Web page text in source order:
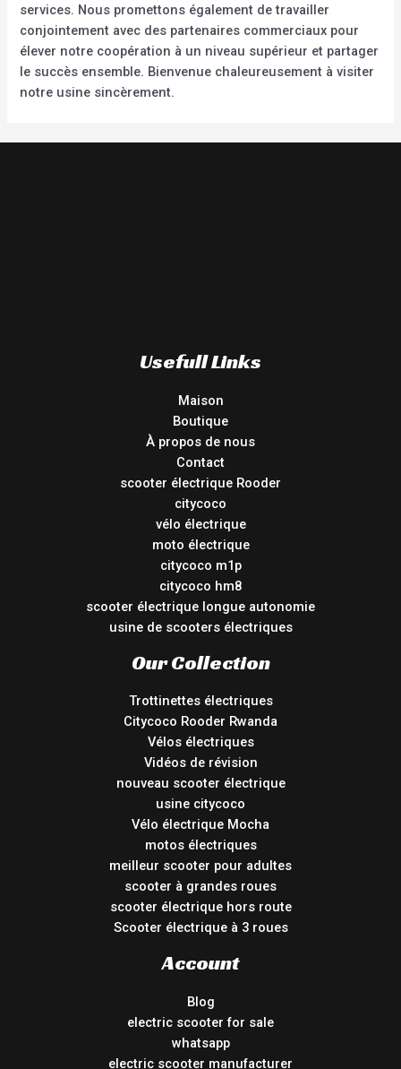
services. Nous promettons également de travailler
conjointement avec des partenaires commerciaux pour
élever notre coopération à un niveau supérieur et partager
le succès ensemble. Bienvenue chaleureusement à visiter
notre usine sincèrement.
Usefull Links
Maison
Boutique
À propos de nous
Contact
scooter électrique Rooder
citycoco
vélo électrique
moto électrique
citycoco m1p
citycoco hm8
scooter électrique longue autonomie
usine de scooters électriques
Our Collection
Trottinettes électriques
Citycoco Rooder Rwanda
Vélos électriques
Vidéos de révision
nouveau scooter électrique
usine citycoco
Vélo électrique Mocha
motos électriques
meilleur scooter pour adultes
scooter à grandes roues
scooter électrique hors route
Scooter électrique à 3 roues
Account
Blog
electric scooter for sale
whatsapp
electric scooter manufacturer